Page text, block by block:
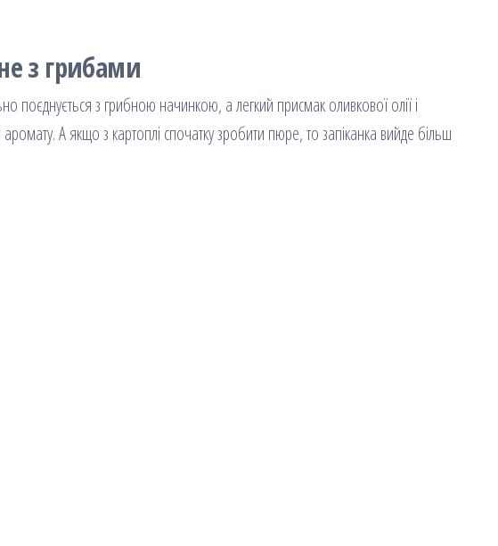
з грибами
поєднується з грибною начинкою, а легкий присмак оливкової олії і
аромату. А якщо з картоплі спочатку зробити пюре, то запіканка вийде більш